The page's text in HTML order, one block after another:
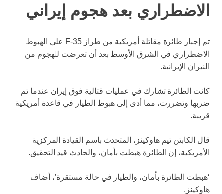
الاضطراري بعد هجوم إيراني
تم إجبار طائرة مقاتلة أمريكية من طراز F-35 على الهبوط
الاضطراري في الشرق الأوسط بعد أن تعرضت للهجوم من
النيران الإيرانية.
كانت الطائرة تشارك في عمليات قتالية فوق إيران عندما تم
ضربها وتضررت، مما أدى إلى هبوط الطيار في قاعدة أمريكية
قريبة.
قال الكابتن تيم هاوكينز، المتحدث باسم القيادة المركزية
الأمريكية، إن الطائرة هبطت بأمان، والحادث قيد التحقيق.
‘هبطت الطائرة بأمان، والطيار في حالة مستقرة’، أضاف
هاوكينز.